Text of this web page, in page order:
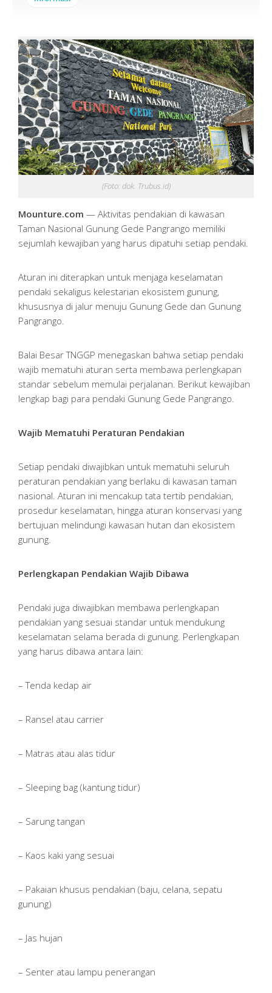
(Foto: dok. Trubus.id)
Mounture.com — Aktivitas pendakian di kawasan
Taman Nasional Gunung Gede Pangrango memiliki
sejumlah kewajiban yang harus dipatuhi setiap pendaki.
Aturan ini diterapkan untuk menjaga keselamatan
pendaki sekaligus kelestarian ekosistem gunung,
khususnya di jalur menuju Gunung Gede dan Gunung
Pangrango.
Balai Besar TNGGP menegaskan bahwa setiap pendaki
wajib mematuhi aturan serta membawa perlengkapan
standar sebelum memulai perjalanan. Berikut kewajiban
lengkap bagi para pendaki Gunung Gede Pangrango.
Wajib Mematuhi Peraturan Pendakian
Setiap pendaki diwajibkan untuk mematuhi seluruh
peraturan pendakian yang berlaku di kawasan taman
nasional. Aturan ini mencakup tata tertib pendakian,
prosedur keselamatan, hingga aturan konservasi yang
bertujuan melindungi kawasan hutan dan ekosistem
gunung.
Perlengkapan Pendakian Wajib Dibawa
Pendaki juga diwajibkan membawa perlengkapan
pendakian yang sesuai standar untuk mendukung
keselamatan selama berada di gunung. Perlengkapan
yang harus dibawa antara lain:
– Tenda kedap air
– Ransel atau carrier
– Matras atau alas tidur
– Sleeping bag (kantung tidur)
– Sarung tangan
– Kaos kaki yang sesuai
– Pakaian khusus pendakian (baju, celana, sepatu
gunung)
– Jas hujan
– Senter atau lampu penerangan